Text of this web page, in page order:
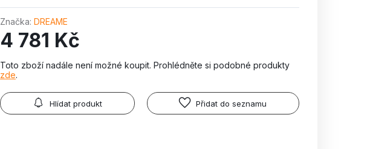
Značka DREAME
4 781 Kč
Toto zboží nadále není možné koupit. Prohlédněte si podobné produkty
zde.
Hlídat produkt Přidat do seznamu